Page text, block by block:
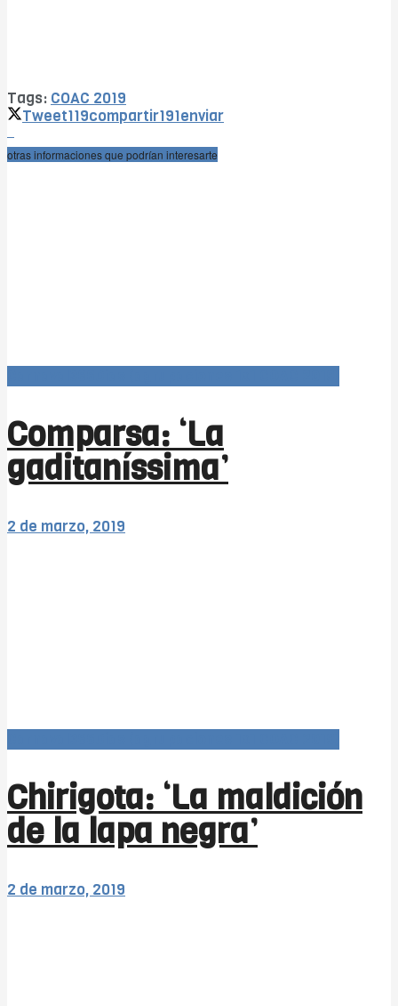
Tags: COAC 2019
Tweet119compartir191enviar
otras informaciones que podrían interesarte
Comparsa: ‘La
gaditaníssima’
2 de marzo, 2019
Chirigota: ‘La maldición
de la lapa negra’
2 de marzo, 2019